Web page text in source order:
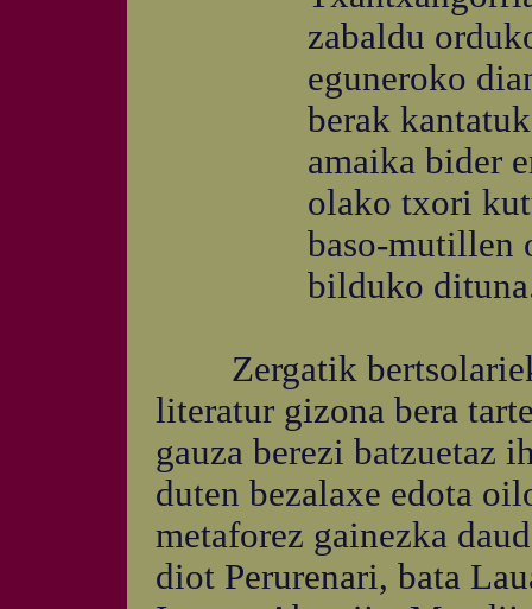
zabaldu orduko
eguneroko
berak kantatuko
amaika bider
olako txori
baso-mutillen
bilduko
Zergatik bertsolariek
literatur gizona bera
gauza berezi batzuetaz
duten bezalaxe edota
metaforez gainezka
diot Perurenari, bata